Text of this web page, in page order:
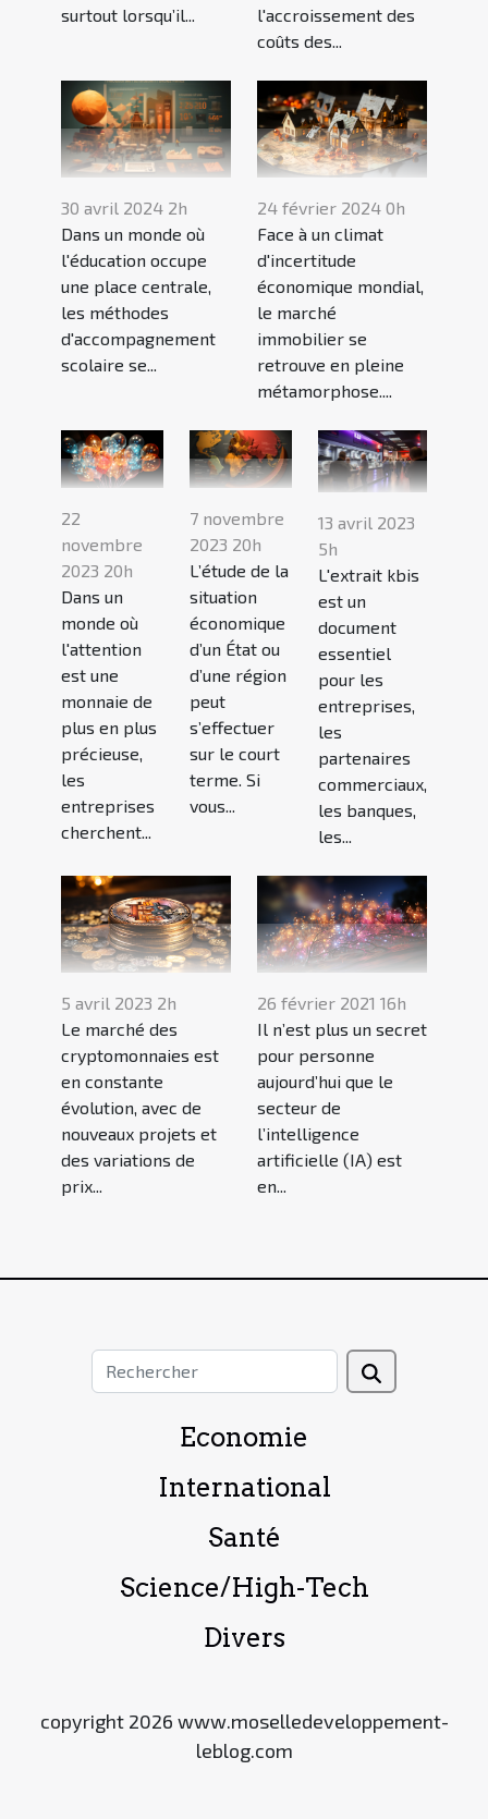
surtout lorsqu’il...
l'accroissement des
coûts des...
30 avril 2024 2h
Dans un monde où
l'éducation occupe
une place centrale,
les méthodes
d'accompagnement
scolaire se...
24 février 2024 0h
Face à un climat
d'incertitude
économique mondial,
le marché
immobilier se
retrouve en pleine
métamorphose....
22
novembre
2023 20h
Dans un
monde où
l'attention
est une
monnaie de
plus en plus
précieuse,
les
entreprises
cherchent...
7 novembre
2023 20h
L’étude de la
situation
économique
d’un État ou
d’une région
peut
s’effectuer
sur le court
terme. Si
vous...
13 avril 2023
5h
L'extrait kbis
est un
document
essentiel
pour les
entreprises,
les
partenaires
commerciaux,
les banques,
les...
5 avril 2023 2h
Le marché des
cryptomonnaies est
en constante
évolution, avec de
nouveaux projets et
des variations de
prix...
26 février 2021 16h
Il n’est plus un secret
pour personne
aujourd’hui que le
secteur de
l’intelligence
artificielle (IA) est
en...
Economie
International
Santé
Science/High-Tech
Divers
copyright 2026 www.moselledeveloppement-
leblog.com